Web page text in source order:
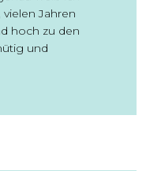
Jahren
hoch zu den
und